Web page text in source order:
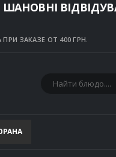
ШАНОВНІ
ЗАКАЗЕ ОТ 400 ГРН.